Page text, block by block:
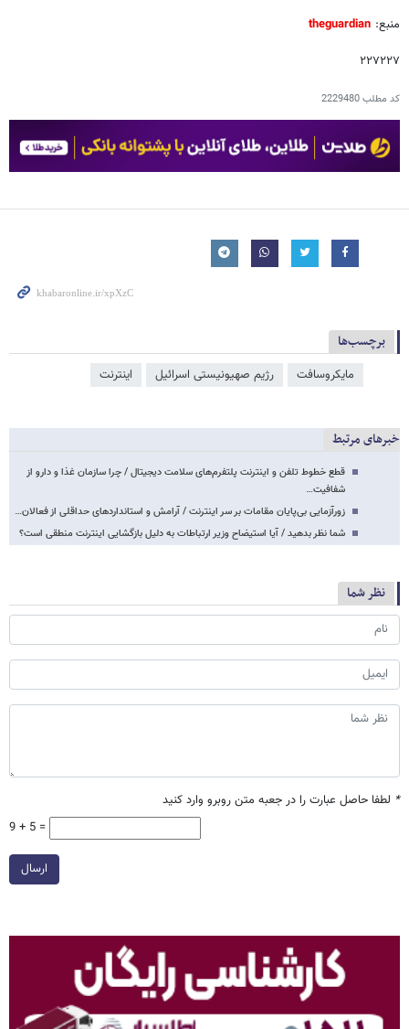
منبع: theguardian
۲۲۷۲۲۷
کد مطلب2229480
برچسب‌ها
مایکروسافت رژیم صهیونیستی اسرائیل اینترنت
خبرهای مرتبط
قطع خطوط تلفن و اینترنت پلتفرم‌های سلامت دیجیتال / چرا سازمان غذا و دارو از
شفافیت…
زورآزمایی بی‌پایان مقامات بر سر اینترنت / آرامش و استانداردهای حداقلی از فعالان…
شما نظر بدهید / آیا استیضاح وزیر ارتباطات به دلیل بازگشایی اینترنت منطقی است؟
نظر شما
* لطفا حاصل عبارت را در جعبه متن روبرو وارد کنید
9 + 5 =
ارسال